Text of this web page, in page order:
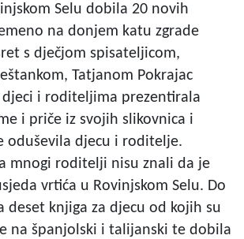
Selu dobila 20 novih
na donjem katu zgrade
s dječjom spisateljicom,
Tatjanom Pokrajac
djeci i roditeljima prezentirala
i priče iz svojih slikovnica i
oduševila djecu i roditelje.
mnogi roditelji nisu znali da je
vrtića u Rovinjskom Selu. Do
deset knjiga za djecu od kojih su
na španjolski i talijanski te dobila